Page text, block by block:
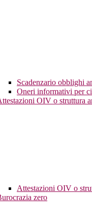
Scadenzario obblighi
Oneri informativi per
OIV o struttura
Attestazioni OIV o
zero